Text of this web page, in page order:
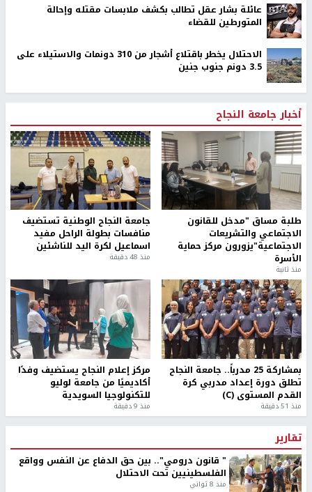
عائلة بشار عقل تطالب بكشف ملابسات مقتله وإحالة
المتورطين للقضاء
الاحتلال يخطر باقتلاع أشجار من 310 دونمات والاستيلاء على
3.5 دونم جنوب جنين
أخبار جامعة النجاح
طلبة مساق "مدخل للقانون
الاجتماعي والتشريعات
الاجتماعية"يزورون مركز حماية
الأسرة
منذ ثانية
جامعة النجاح الوطنية تستضيف
منافسات بطولة الراحل مفيد
اسماعيل لكرة اليد للناشئين
منذ 48 دقيقة
بمشاركة 25 مدرباً.. جامعة النجاح
تطلق دورة إعداد مدربي كرة
القدم المستوى (C)
منذ 51 دقيقة
مركز إعلام النجاح يستضيف وفدًا
أكاديميًا من جامعة لوليو
للتكنولوجيا السويدية
منذ 9 دقيقة
تقارير
" قانون درومي".. بين حق الدفاع عن النفس وواقع
الفلسطينيين تحت الاحتلال
منذ 8 ثواني